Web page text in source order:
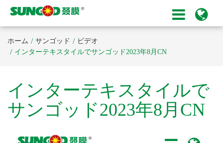
ホーム サンゴッド
ビデオ
インターテキスタイルでサンゴッド2023年8月CN
インターテキスタイルで
サンゴッド2023年8月CN